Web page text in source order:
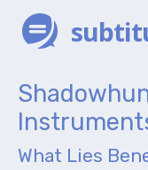
What Lies